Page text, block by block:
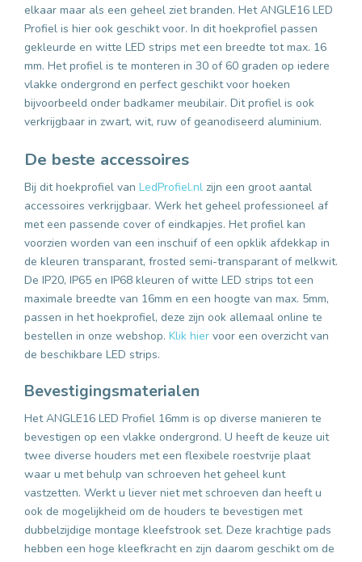
elkaar maar als een geheel ziet branden. Het ANGLE16 LED
Profiel is hier ook geschikt voor. In dithoekprofiel passen
gekleurde en witte LED strips met een breedte tot max. 16
mm. Het profiel is te monteren in 30 of 60 graden op iedere
vlakke ondergrond en perfect geschikt voor hoeken
bijvoorbeeld onder badkamer meubilair. Dit profiel is ook
verkrijgbaar in zwart, wit, ruw of geanodiseerd aluminium.
De beste accessoires
Bij dit hoekprofiel van LedProfiel.nl zijn een groot aantal
accessoires verkrijgbaar. Werk het geheel professioneel af
met een passende cover of eindkapjes. Het profiel kan
voorzien worden van een inschuif of een opklik afdekkap in
de kleuren transparant, frosted semi-transparant of melkwit.
De IP20, IP65 en IP68 kleuren of witte LED strips tot een
maximale breedte van 16mm en een hoogte van max. 5mm,
passen in het hoekprofiel, deze zijn ook allemaal online te
bestellen in onze webshop. Klik hier voor een overzicht van
de beschikbare LED strips.
Bevestigingsmaterialen
Het ANGLE16 LED Profiel 16mm is op diverse manieren te
bevestigen op een vlakke ondergrond. U heeft de keuze uit
twee diverse houders met een flexibele roestvrije plaat
waar u met behulp van schroeven het geheel kunt
vastzetten. Werkt u liever niet met schroeven dan heeft u
ook de mogelijkheid om de houders te bevestigen met
dubbelzijdige montage kleefstrook set. Deze krachtige pads
hebben een hoge kleefkracht en zijn daarom geschikt om de